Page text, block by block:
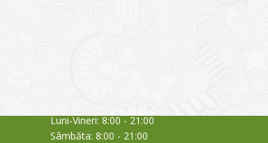
Luni-Vineri: 8:00 - 21:00
Sâmbăta: 8:00 - 21:00